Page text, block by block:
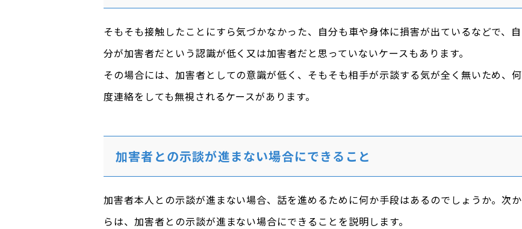
そもそも接触したことにすら気づかなかった、自分も車や身体に損害が出ているなどで、自
分が加害者だという認識が低く又は加害者だと思っていないケースもあります。
その場合には、加害者としての意識が低く、そもそも相手が示談する気が全く無いため、何
度連絡をしても無視されるケースがあります。
加害者との示談が進まない場合にできること
加害者本人との示談が進まない場合、話を進めるために何か手段はあるのでしょうか。次か
らは、加害者との示談が進まない場合にできることを説明します。